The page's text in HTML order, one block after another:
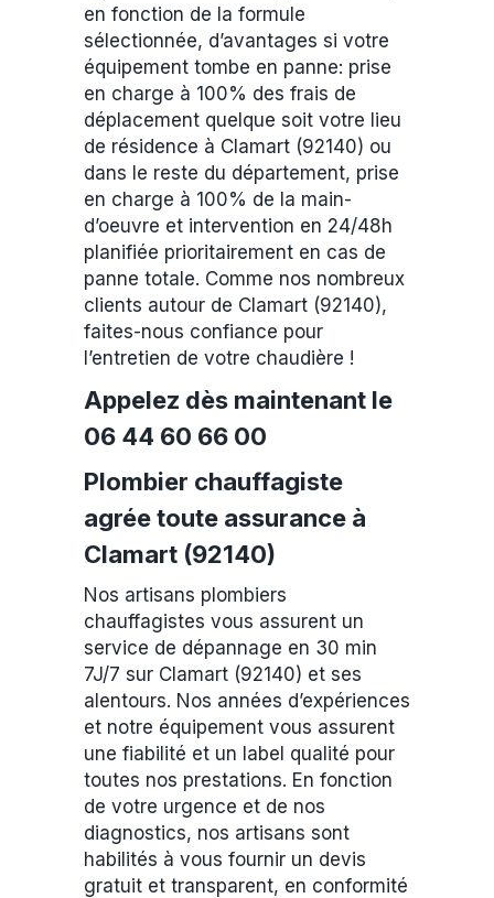
en fonction de la formule
sélectionnée, d’avantages si votre
équipement tombe en panne: prise
en charge à 100% des frais de
déplacement quelque soit votre lieu
de résidence à Clamart (92140) ou
dans le reste du département, prise
en charge à 100% de la main-
d’oeuvre et intervention en 24/48h
planifiée prioritairement en cas de
panne totale. Comme nos nombreux
clients autour de Clamart (92140),
faites-nous confiance pour
l’entretien de votre chaudière !
Appelez dès maintenant le
06 44 60 66 00
Plombier chauffagiste
agrée toute assurance à
Clamart (92140)
Nos artisans plombiers
chauffagistes vous assurent un
service de dépannage en 30 min
7J/7 sur Clamart (92140) et ses
alentours. Nos années d’expériences
et notre équipement vous assurent
une fiabilité et un label qualité pour
toutes nos prestations. En fonction
de votre urgence et de nos
diagnostics, nos artisans sont
habilités à vous fournir un devis
gratuit et transparent, en conformité